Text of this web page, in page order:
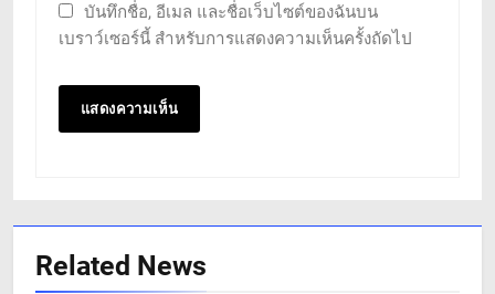
บันทึกชื่อ, อีเมล และชื่อเว็บไซต์ของฉันบน
เบราว์เซอร์นี้ สำหรับการแสดงความเห็นครั้งถัดไป
Related News